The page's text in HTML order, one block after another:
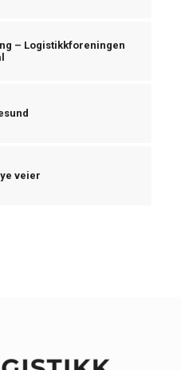
– Logistikkforeningen
veier